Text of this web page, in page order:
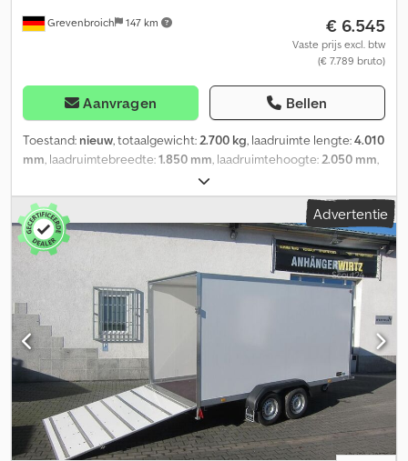
Grevenbroich 147 km € 6.545
Vaste prijs excl. btw
(€ 7.789 bruto)
Aanvragen Bellen
Toestand: nieuw, totaalgewicht:2.700 kg, laadruimte lengte:4.010
mm, laadruimtebreedte:1.850 mm, laadruimtehoogte:2.050 mm,
online kopen op trailer-shop.de Bij ANHÄNGERWIRTZ zijn veel
modellen direct online beschikbaar Comfortabel en 24/7 online
kopen Zelf afhalen of laten bezorgen 😊 De online afhaalmarkt
voor uw nieuwe aanhanger biedt sterke merkfabrikaten! Meer
dan 850 nieuwe aanhangwagens op voorraad Meer dan 130
gebruikte aanhangers permanent in het aanbod. Niet-bindend
voorbeeld: meerdere versies beschikbaar WM MEYER KOFFER AZ
2740/185 S35 + ACHTERKLEP 401X185X205CM (XL) 2700KG Codpfx
Asx Adm Reaisha Gesloten aanhangwagen AZ 2740/185 S35
401x185x205cm 2700kg geremd tandem dieplader, V-onderstel,
sandwich polyester opbouw, achterklep met hefhulp en
dwarsgrendel, geïntegreerde sjorrails in de vloer met verstelbare
sjorogen, versterkt steunwiel..... Factuur met gespecificeerde btw.
Garantie - Aanhangwagenhandelaar met meer dan 34 jaar
ervaring Verkoop en telefonische orderacceptatie tijdens onze
Advertentie